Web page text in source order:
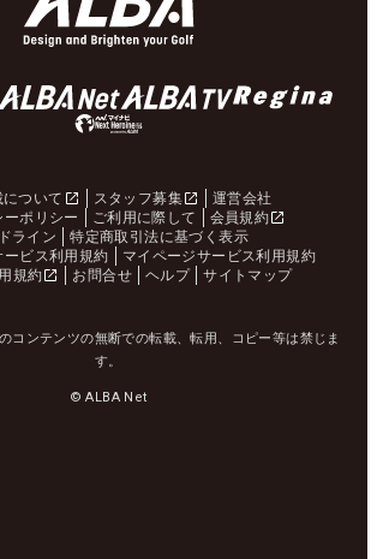
ついて スタッフ募集
運営会社
ーポリシー
ご利用に際して
会員規約
ライン
特定商取引法に基づく表示
ービス利用規約
マイページサービス利用規約
規約
お問合せ ヘルプ サイトマップ
コンテンツの無断での転載、転用、コピー等は禁じま
す。
© ALBA Net